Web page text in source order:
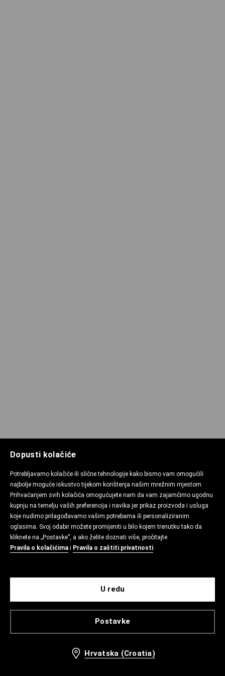
Dopusti kolačiće
Potrebljavamo kolačiće ili slične tehnologije kako bismo vam omogućili
najbolje moguće iskustvo tijekom korištenja našim mrežnim mjestom.
Prihvaćanjem svih kolačića omogućujete nam da vam zajamčimo ugodnu
kupnju na temelju vaših preferencija i navika jer prikaz proizvoda i usluga
koje nudimo prilagođavamo vašim potrebama ili personaliziranim
oglasima. Svoj odabir možete promijeniti u bilo kojem trenutku tako da
kliknete na „Postavke”, a ako želite doznati više, pročitajte
Pravila o kolačićima i Pravila o zaštiti privatnosti.
Postavke
U redu
Hrvatska (Croatia)